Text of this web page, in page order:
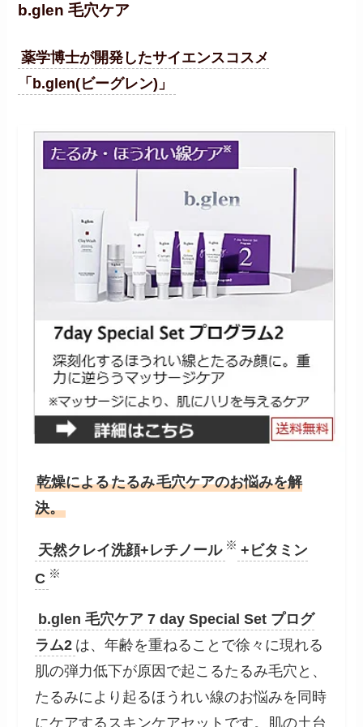
b.glen 毛穴ケア
薬学博士が開発したサイエンスコスメ
「b.glen(ビーグレン)」
乾燥によるたるみ毛穴ケアのお悩みを解
決。
天然クレイ洗顔+レチノール ※ +ビタミン
C ※
b.glen 毛穴ケア 7 day Special Set プログ
ラム2 は、年齢を重ねることで徐々に現れる
肌の弾力低下が原因で起こるたるみ毛穴と、
たるみにより起るほうれい線のお悩みを同時
にケアするスキンケアセットです。肌の土台